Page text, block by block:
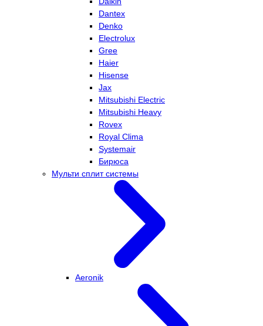
Dantex
Denko
Electrolux
Gree
Haier
Hisense
Jax
Mitsubishi Electric
Mitsubishi Heavy
Rovex
Royal Clima
Systemair
Бирюса
Мульти сплит системы
Aeronik